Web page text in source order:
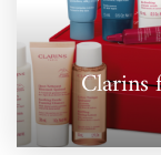
Clarins